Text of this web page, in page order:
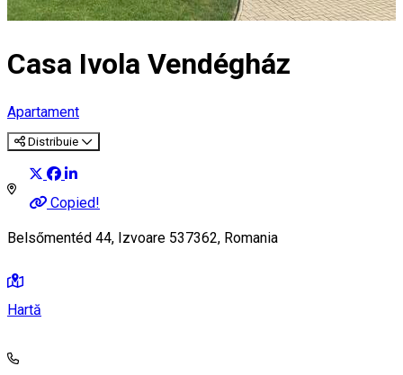
Casa Ivola Vendégház
Apartament
Distribuie
Copied!
Belsőmentéd 44, Izvoare 537362, Romania
Hartă